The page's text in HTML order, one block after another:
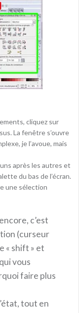
cliquez sur
La fenêtre s’ouvre
je l’avoue, mais
après les autres et
du bas de l’écran.
une sélection
c’est
(curseur
« shift » et
vous
faire plus
tout en